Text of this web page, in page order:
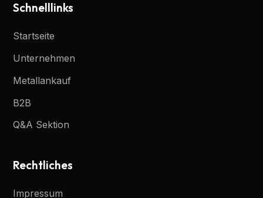
Schnelllinks
Startseite
Unternehmen
Metallankauf
B2B
Q&A Sektion
Rechtliches
Impressum